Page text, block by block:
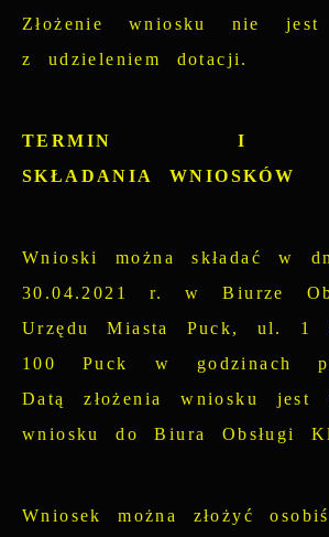
Złożenie wniosku nie jest
z udzieleniem dotacji.
TERMIN I
SKŁADANIA WNIOSKÓW
Wnioski można składać w
30.04.2021 r. w Biurze
Urzędu Miasta Puck, ul. 1
100 Puck w godzinach
Datą złożenia wniosku jest
wniosku do Biura Obsługi
Wniosek można złożyć